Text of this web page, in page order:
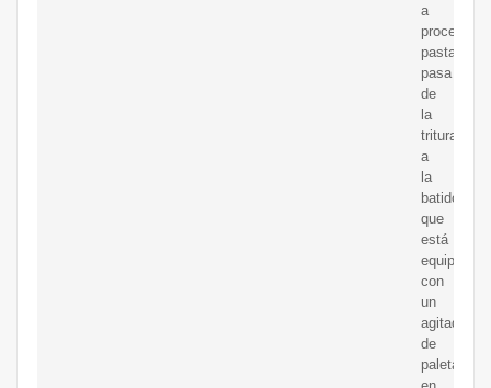
a
pasta
pasa
de
la
trituradora
a
la
batidora,
que
está
equipada
con
un
agitador
de
paletas